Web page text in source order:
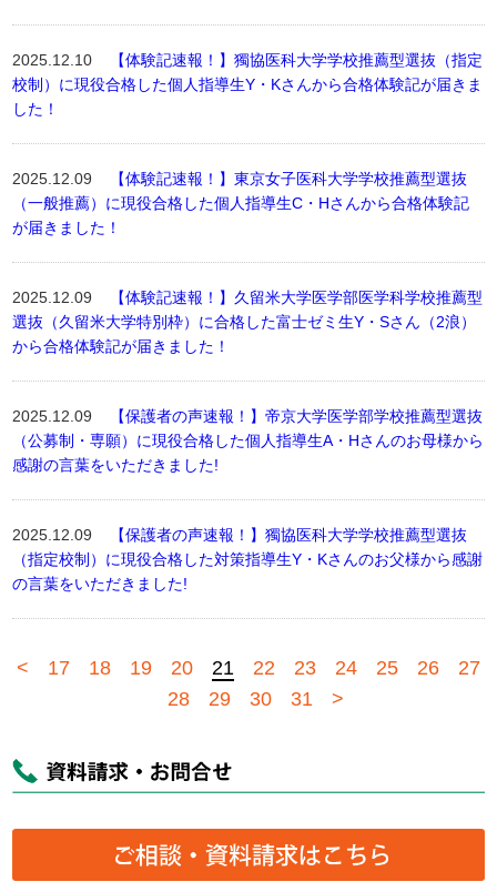
2025.12.10
【体験記速報！】獨協医科大学学校推薦型選抜（指定
校制）に現役合格した個人指導生Y・Kさんから合格体験記が届きま
した！
2025.12.09
【体験記速報！】東京女子医科大学学校推薦型選抜
（一般推薦）に現役合格した個人指導生C・Hさんから合格体験記
が届きました！
2025.12.09
【体験記速報！】久留米大学医学部医学科学校推薦型
選抜（久留米大学特別枠）に合格した富士ゼミ生Y・Sさん（2浪）
から合格体験記が届きました！
2025.12.09
【保護者の声速報！】帝京大学医学部学校推薦型選抜
（公募制・専願）に現役合格した個人指導生A・Hさんのお母様から
感謝の言葉をいただきました!
2025.12.09
【保護者の声速報！】獨協医科大学学校推薦型選抜
（指定校制）に現役合格した対策指導生Y・Kさんのお父様から感謝
の言葉をいただきました!
< 17 18 19 20 21 22 23 24 25 26
27
28
29 30 31 >